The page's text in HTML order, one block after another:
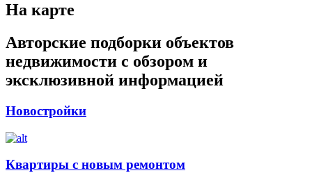
На карте
Авторские подборки объектов
недвижимости с обзором и
эксклюзивной информацией
Новостройки
Квартиры с новым ремонтом